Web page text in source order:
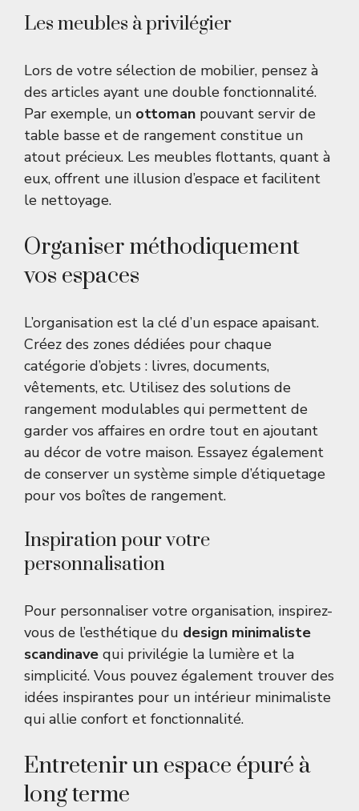
Les meubles à privilégier
Lors de votre sélection de mobilier, pensez à
des articles ayant une double fonctionnalité.
Par exemple, un ottoman pouvant servir de
table basse et de rangement constitue un
atout précieux. Les meubles flottants, quant à
eux, offrent une illusion d’espace et facilitent
le nettoyage.
Organiser méthodiquement
vos espaces
L’organisation est la clé d’un espace apaisant.
Créez des zones dédiées pour chaque
catégorie d’objets : livres, documents,
vêtements, etc. Utilisez des solutions de
rangement modulables qui permettent de
garder vos affaires en ordre tout en ajoutant
au décor de votre maison. Essayez également
de conserver un système simple d’étiquetage
pour vos boîtes de rangement.
Inspiration pour votre
personnalisation
Pour personnaliser votre organisation, inspirez-
vous de l’esthétique du design minimaliste
scandinave qui privilégie la lumière et la
simplicité. Vous pouvez également trouver des
idées inspirantes pour un intérieur minimaliste
qui allie confort et fonctionnalité.
Entretenir un espace épuré à
long terme